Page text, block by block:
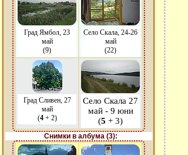
Град Ямбол, 23
май
(9)
Село Скала, 24-26
май
(22)
Град Сливен, 27
май
(4+ 2)
Село Скала 27
май - 9 юни
(5 + 3)
Снимки в албума (3):